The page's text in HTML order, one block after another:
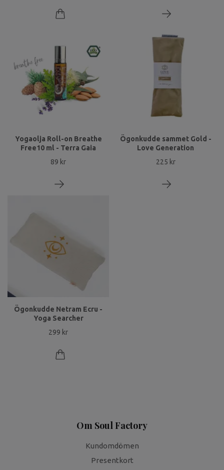
Yogaolja Roll-on Breathe
Free10 ml - Terra Gaia
89 kr
Ögonkudde sammet Gold -
Love Generation
225 kr
Ögonkudde Netram Ecru -
Yoga Searcher
299 kr
Om Soul Factory
Kundomdömen
Presentkort